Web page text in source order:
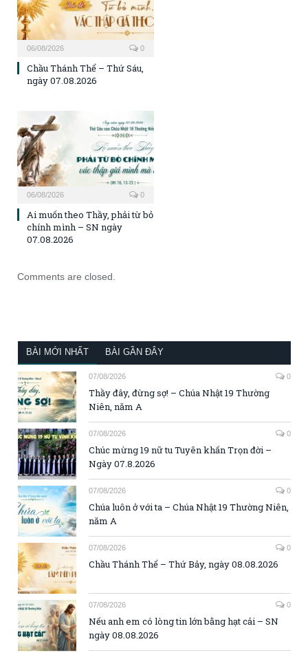
06/08/2026 0
Chầu Thánh Thể – Thứ Sáu,
ngày 07.08.2026
06/08/2026 0
Ai muốn theo Thầy, phải từ bỏ
chính mình – SN ngày
07.08.2026
Comments are closed.
BÀI MỚI NHẤT BÀI GẦN ĐÂY
07/08/2026 0
Thầy đây, đừng sợ! – Chúa Nhật 19 Thường
Niên, năm A
07/08/2026 0
Chúc mừng 19 nữ tu Tuyên khấn Trọn đời –
Ngày 07.8.2026
07/08/2026 0
Chúa luôn ở với ta – Chúa Nhật 19 Thường Niên,
năm A
07/08/2026 0
Chầu Thánh Thể – Thứ Bảy, ngày 08.08.2026
07/08/2026 0
Nếu anh em có lòng tin lớn bằng hạt cải – SN
ngày 08.08.2026